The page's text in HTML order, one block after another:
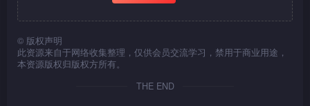
© 版权声明
此资源来自于网络收集整理，仅供会员交流学习，禁用于商业用途，
本资源版权归版权方所有。
THE END